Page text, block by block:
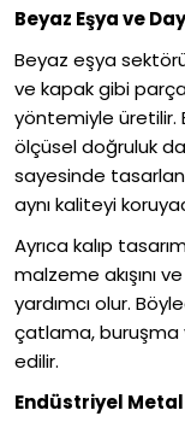
Beyaz Eşya ve
Beyaz eşya
ve kapak gibi
yöntemiyle üretilir.
ölçüsel doğruluk da
sayesinde
aynı kaliteyi
Ayrıca kalıp
malzeme akışını
yardımcı olur.
çatlama, buruşma
edilir.
Endüstriyel